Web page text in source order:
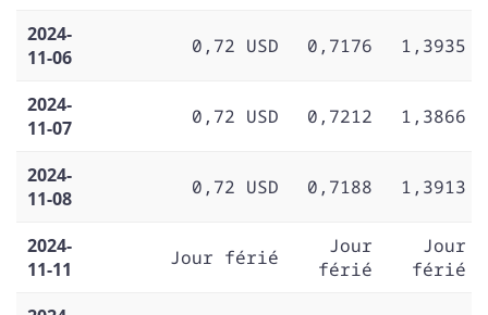
2024-
11-06
0,72 USD 0,7176 1,3935
2024-
11-07
0,72 USD 0,7212 1,3866
2024-
11-08
0,72 USD 0,7188 1,3913
2024-
11-11
Jour férié
Jour
férié
Jour
férié